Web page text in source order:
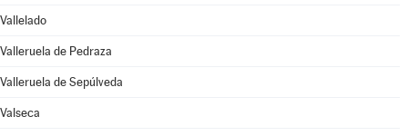
Vallelado
Valleruela de Pedraza
Valleruela de Sepúlveda
Valseca